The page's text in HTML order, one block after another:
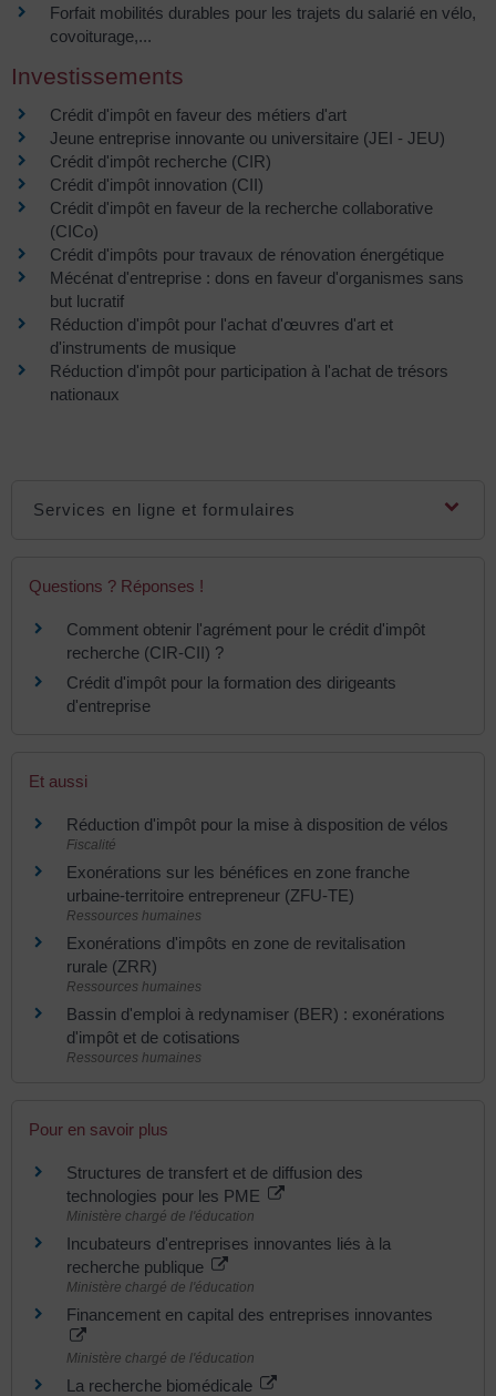
Forfait mobilités durables pour les trajets du salarié en vélo,
covoiturage,...
Investissements
Crédit d'impôt en faveur des métiers d'art
Jeune entreprise innovante ou universitaire (JEI - JEU)
Crédit d'impôt recherche (CIR)
Crédit d'impôt innovation (CII)
Crédit d'impôt en faveur de la recherche collaborative
(CICo)
Crédit d'impôts pour travaux de rénovation énergétique
Mécénat d'entreprise : dons en faveur d'organismes sans
but lucratif
Réduction d'impôt pour l'achat d'œuvres d'art et
d'instruments de musique
Réduction d'impôt pour participation à l'achat de trésors
nationaux
Services en ligne et formulaires
Questions ? Réponses !
Comment obtenir l'agrément pour le crédit d'impôt
recherche (CIR-CII) ?
Crédit d'impôt pour la formation des dirigeants
d'entreprise
Et aussi
Réduction d'impôt pour la mise à disposition de vélos
Fiscalité
Exonérations sur les bénéfices en zone franche
urbaine-territoire entrepreneur (ZFU-TE)
Ressources humaines
Exonérations d'impôts en zone de revitalisation
rurale (ZRR)
Ressources humaines
Bassin d'emploi à redynamiser (BER) : exonérations
d'impôt et de cotisations
Ressources humaines
Pour en savoir plus
Structures de transfert et de diffusion des
technologies pour les PME
Ministère chargé de l'éducation
Incubateurs d'entreprises innovantes liés à la
recherche publique
Ministère chargé de l'éducation
Financement en capital des entreprises innovantes
Ministère chargé de l'éducation
La recherche biomédicale